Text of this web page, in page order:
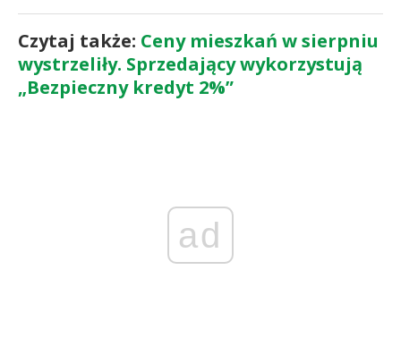
Czytaj także: Ceny mieszkań w sierpniu
wystrzeliły. Sprzedający wykorzystują
„Bezpieczny kredyt 2%”
ad